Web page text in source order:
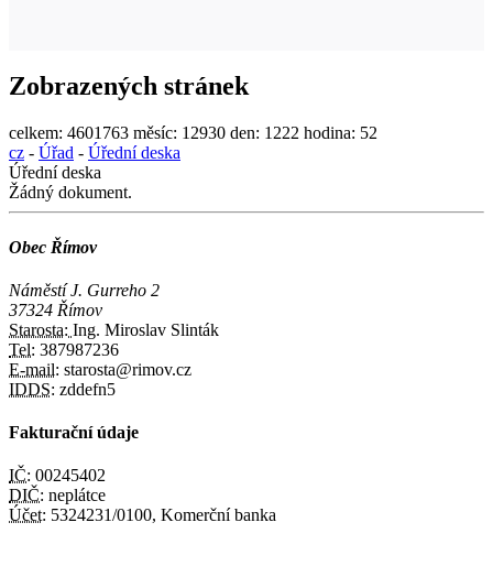
Zobrazených stránek
celkem: 4601763 měsíc: 12930 den: 1222 hodina: 52
cz - Úřad - Úřední deska
Úřední deska
Žádný dokument.
Obec Římov
Náměstí J. Gurreho 2
37324 Římov
Starosta: Ing. Miroslav Slinták
Tel: 387987236
E-mail: starosta@rimov.cz
IDDS: zddefn5
Fakturační údaje
IČ: 00245402
DIČ: neplátce
Účet: 5324231/0100, Komerční banka